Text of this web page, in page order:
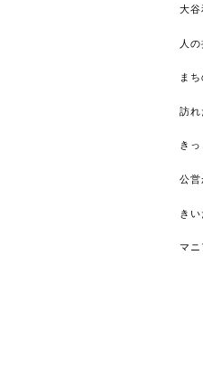
大谷
人
ま
訪れ
き
公営
き
マニ